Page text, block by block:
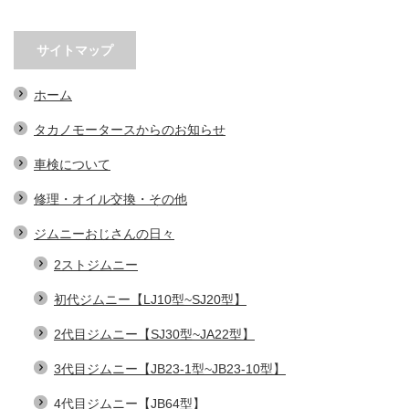
サイトマップ
ホーム
タカノモータースからのお知らせ
車検について
修理・オイル交換・その他
ジムニーおじさんの日々
2ストジムニー
初代ジムニー【LJ10型~SJ20型】
2代目ジムニー【SJ30型~JA22型】
3代目ジムニー【JB23-1型~JB23-10型】
4代目ジムニー【JB64型】